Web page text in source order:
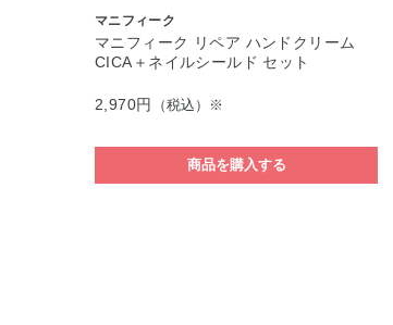
マニフィーク
マニフィーク リペア ハンドクリーム
CICA＋ネイルシールド セット
2,970円 （税込）※
商品を購入する